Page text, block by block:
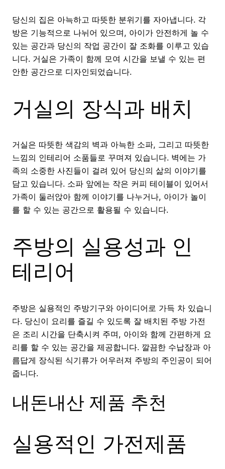
당신의 집은 아늑하고 따뜻한 분위기를 자아냅니다. 각
방은 기능적으로 나뉘어 있으며, 아이가 안전하게 놀 수
있는 공간과 당신의 작업 공간이 잘 조화를 이루고 있습
니다. 거실은 가족이 함께 모여 시간을 보낼 수 있는 편
안한 공간으로 디자인되었습니다.
거실의 장식과 배치
거실은 따뜻한 색감의 벽과 아늑한 소파, 그리고 따뜻한
느낌의 인테리어 소품들로 꾸며져 있습니다. 벽에는 가
족의 소중한 사진들이 걸려 있어 당신의 삶의 이야기를
담고 있습니다. 소파 앞에는 작은 커피 테이블이 있어서
가족이 둘러앉아 함께 이야기를 나누거나, 아이가 놀이
를 할 수 있는 공간으로 활용될 수 있습니다.
주방의 실용성과 인
테리어
주방은 실용적인 주방기구와 아이디어로 가득 차 있습니
다. 당신이 요리를 즐길 수 있도록 잘 배치된 주방 가전
은 조리 시간을 단축시켜 주며, 아이와 함께 간편하게 요
리를 할 수 있는 공간을 제공합니다. 깔끔한 수납장과 아
름답게 장식된 식기류가 어우러져 주방의 주인공이 되어
줍니다.
내돈내산 제품 추천
실용적인 가전제품